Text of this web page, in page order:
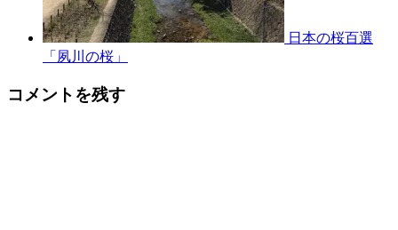
日本の桜百選
「夙川の桜」
コメントを残す